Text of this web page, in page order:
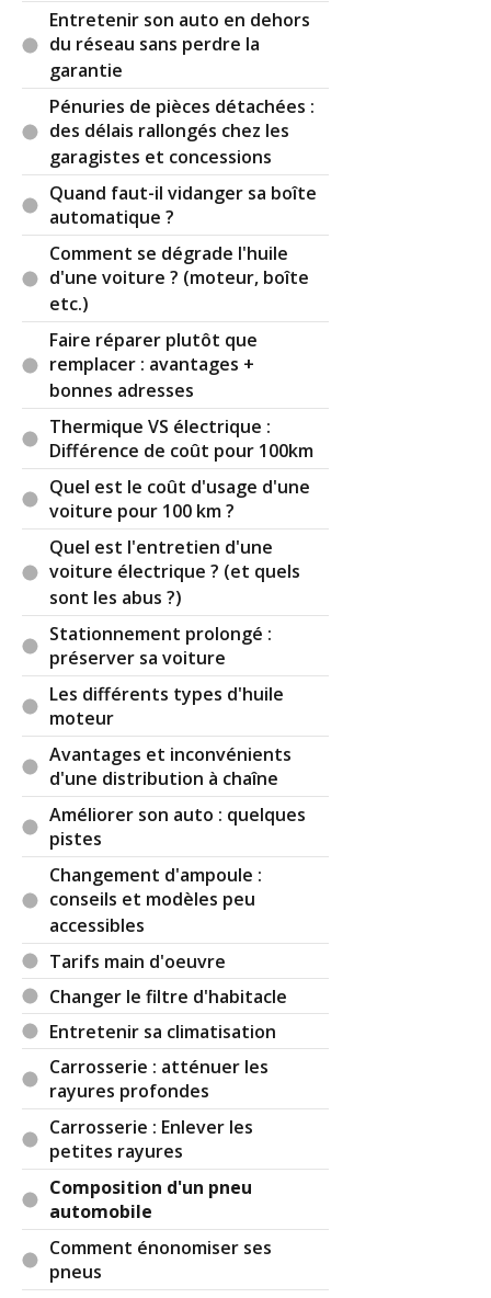
Entretenir son auto en dehors
du réseau sans perdre la
garantie
Pénuries de pièces détachées :
des délais rallongés chez les
garagistes et concessions
Quand faut-il vidanger sa boîte
automatique ?
Comment se dégrade l'huile
d'une voiture ? (moteur, boîte
etc.)
Faire réparer plutôt que
remplacer : avantages +
bonnes adresses
Thermique VS électrique :
Différence de coût pour 100km
Quel est le coût d'usage d'une
voiture pour 100 km ?
Quel est l'entretien d'une
voiture électrique ? (et quels
sont les abus ?)
Stationnement prolongé :
préserver sa voiture
Les différents types d'huile
moteur
Avantages et inconvénients
d'une distribution à chaîne
Améliorer son auto : quelques
pistes
Changement d'ampoule :
conseils et modèles peu
accessibles
Tarifs main d'oeuvre
Changer le filtre d'habitacle
Entretenir sa climatisation
Carrosserie : atténuer les
rayures profondes
Carrosserie : Enlever les
petites rayures
Composition d'un pneu
automobile
Comment énonomiser ses
pneus